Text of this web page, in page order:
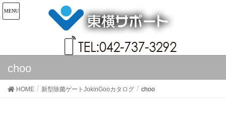
choo
HOME 新型除菌ゲートJokinGooカタログ choo